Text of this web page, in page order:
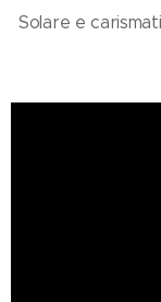
Solare e